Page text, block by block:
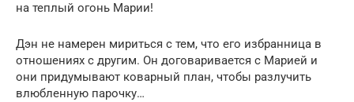
на теплый огонь Марии!
Дэн не намерен мириться с тем, что его избранница в
отношениях с другим. Он договаривается с Марией и
они придумывают коварный план, чтобы разлучить
влюбленную парочку…